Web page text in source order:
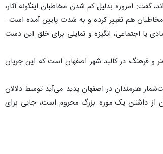
گفت: امروزه بدلیل کم شدن مخاطبان اینگونه آثار،
مخاطبان هم تغییر کرده و به شدت پایین آمده است.
یا اجتماعی، انگیزه و تمایلی برای خلق این دست
و فرهنگ در کالبد شهر اصفهان است که این جریان
هنرمندان در اصفهان پدید می‌آید توسط دلالان
از داشتن یک موزه بزرگ محروم است، جایی برای